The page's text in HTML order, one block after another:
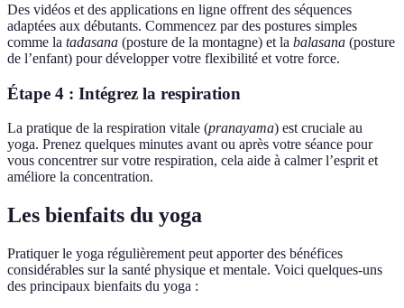
Des vidéos et des applications en ligne offrent des séquences
adaptées aux débutants. Commencez par des postures simples
comme la tadasana (posture de la montagne) et la balasana (posture
de l’enfant) pour développer votre flexibilité et votre force.
Étape 4 : Intégrez la respiration
La pratique de la respiration vitale (pranayama) est cruciale au
yoga. Prenez quelques minutes avant ou après votre séance pour
vous concentrer sur votre respiration, cela aide à calmer l’esprit et
améliore la concentration.
Les bienfaits du yoga
Pratiquer le yoga régulièrement peut apporter des bénéfices
considérables sur la santé physique et mentale. Voici quelques-uns
des principaux bienfaits du yoga :